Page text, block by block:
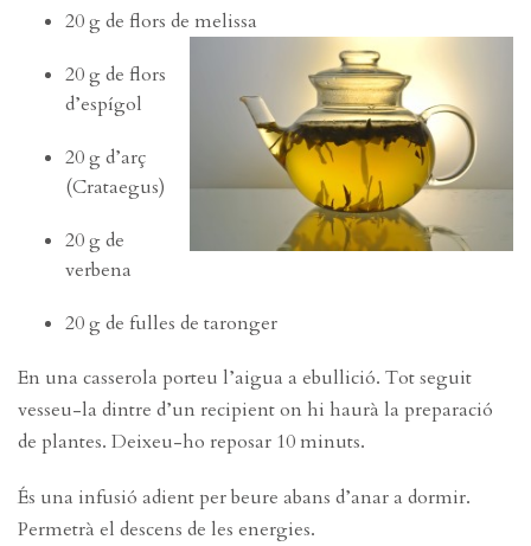
20 g de flors de melissa
20 g de flors
d’espígol
20 g d’arç
(Crataegus)
20 g de
verbena
20 g de fulles de taronger
En una casserola porteu l’aigua a ebullició. Tot seguit
vesseu-la dintre d’un recipient on hi haurà la preparació
de plantes. Deixeu-ho reposar 10 minuts.
És una infusió adient per beure abans d’anar a dormir.
Permetrà el descens de les energies.